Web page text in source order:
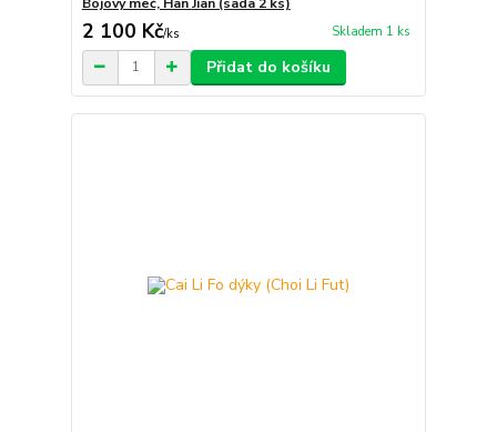
2 100 Kč/ks Skladem 1 ks
Přidat do košíku